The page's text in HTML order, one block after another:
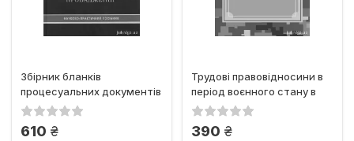
Збірник бланків
процесуальних документів
у кримінальному
610 грн.
Трудові правовідносини в
період воєнного стану в
Україні
390 грн.